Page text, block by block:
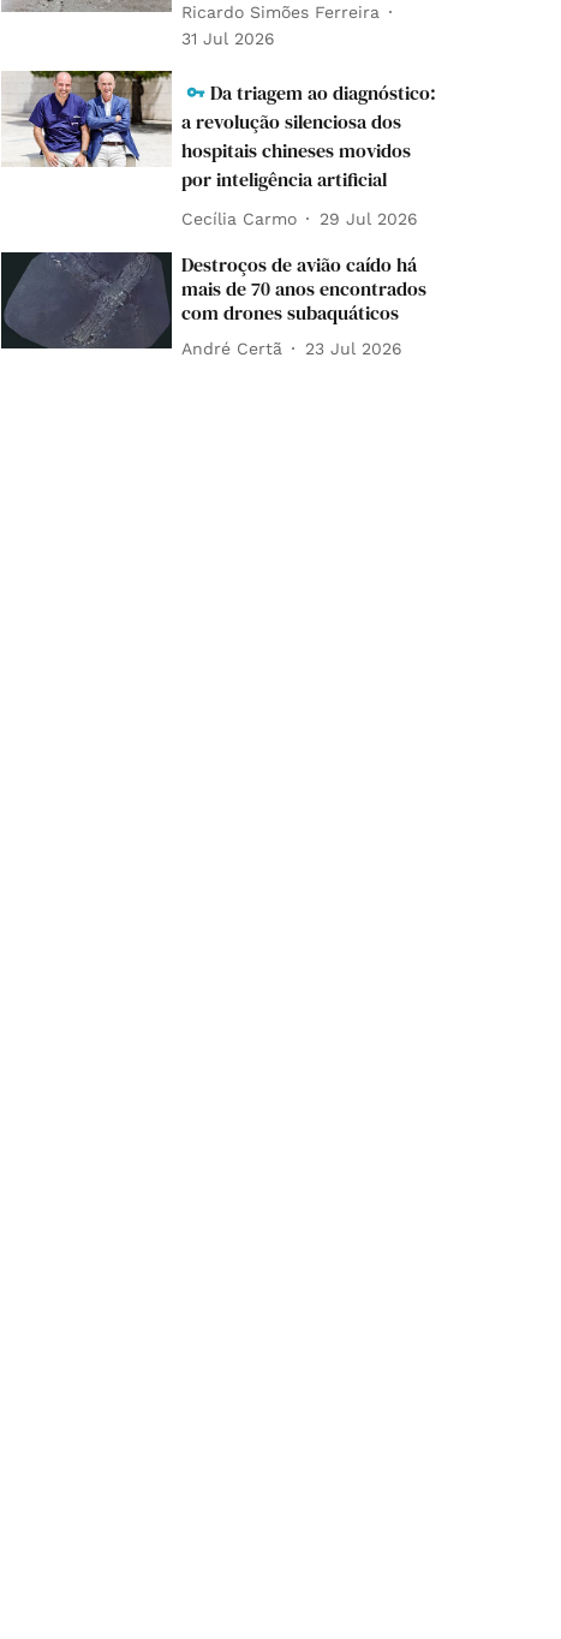
Ricardo Simões Ferreira
31 Jul 2026
Da triagem ao diagnóstico:
a revolução silenciosa dos
hospitais chineses movidos
por inteligência artificial
Cecília Carmo 29 Jul 2026
Destroços de avião caído há
mais de 70 anos encontrados
com drones subaquáticos
André Certã 23 Jul 2026